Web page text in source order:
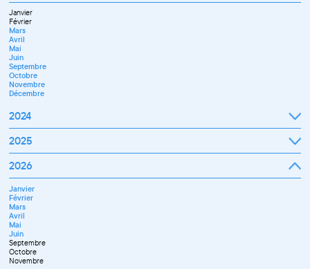
Mars
Avril
Mai
Juin
Juillet
Septembre
Octobre
Novembre
Décembre
Janvier
Février
Mars
Avril
Mai
Juin
Septembre
Octobre
Novembre
Décembre
2024
Janvier
Février
Mars
Avril
Juin
Juillet
Septembre
Novembre
Décembre
2025
Janvier
Février
Mars
Avril
Mai
Juin
Juillet
Septembre
Octobre
Novembre
Décembre
2026
Janvier
Février
Mars
Avril
Mai
Juin
Septembre
Octobre
Novembre